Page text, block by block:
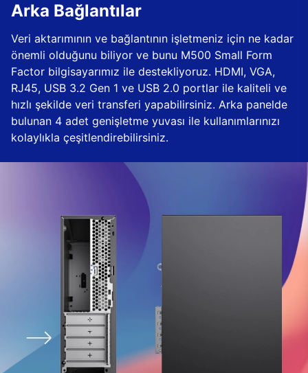
Arka Bağlantılar
Veri aktarımının ve bağlantının işletmeniz için ne kadar
önemli olduğunu biliyor ve bunu M500 Small Form
Factor bilgisayarımız ile destekliyoruz. HDMI, VGA,
RJ45, USB 3.2 Gen 1 ve USB 2.0 portlar ile kaliteli ve
hızlı şekilde veri transferi yapabilirsiniz. Arka panelde
bulunan 4 adet genişletme yuvası ile kullanımlarınızı
kolaylıkla çeşitlendirebilirsiniz.